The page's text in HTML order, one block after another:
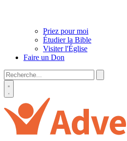
Priez pour moi
Étudier la Bible
Visiter l'Église
Faire un Don